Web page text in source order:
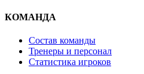
КОМАНДА
Состав команды
Тренеры и персонал
Статистика игроков